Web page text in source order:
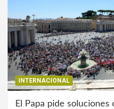
INTERNACIONAL
El Papa pide soluciones